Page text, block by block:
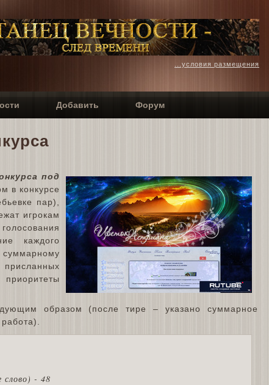
...условия размещения
Добавить Форум
под
в конкурсе
пар),
игрокам
каждого
образом (после тире – указано суммарное
- 48